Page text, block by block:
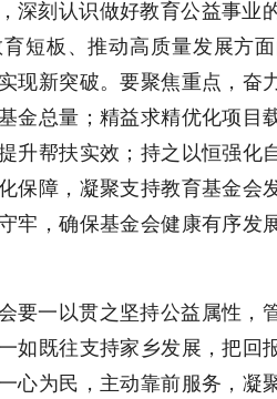
深刻认识做好教育公益事业
短板、推动高质量发展方
现新突破。要聚焦重点，奋
金总量；精益求精优化项目
升帮扶实效；持之以恒强化
保障，凝聚支持教育基金会
牢，确保基金会健康有序发
要一以贯之坚持公益属性，
如既往支持家乡发展，把回
心为民，主动靠前服务，凝